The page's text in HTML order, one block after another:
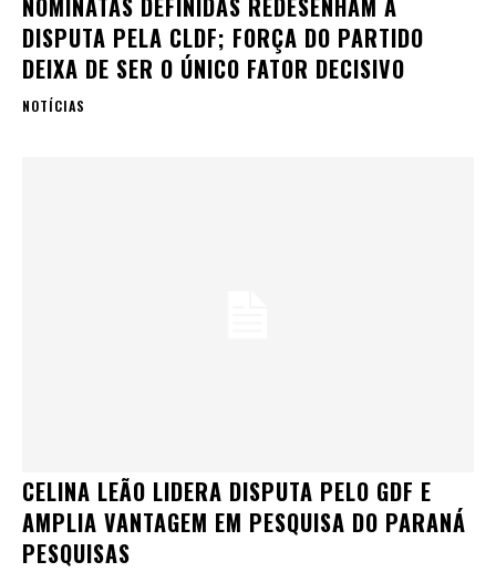
DISPUTA PELA CLDF; FORÇA DO PARTIDO
DEIXA DE SER O ÚNICO FATOR DECISIVO
NOTÍCIAS
CELINA LEÃO LIDERA DISPUTA PELO GDF E
AMPLIA VANTAGEM EM PESQUISA DO PARANÁ
PESQUISAS